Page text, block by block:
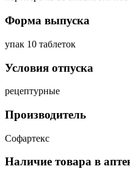
Форма выпуска
упак 10 таблеток
Условия отпуска
рецептурные
Производитель
Софартекс
Наличие товара в